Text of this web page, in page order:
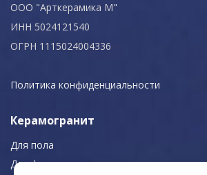
ООО "Арткерамика М"
ИНН 5024121540
ОГРН 1115024004336
Политика конфиденциальности
Керамогранит
Для пола
Для фасада